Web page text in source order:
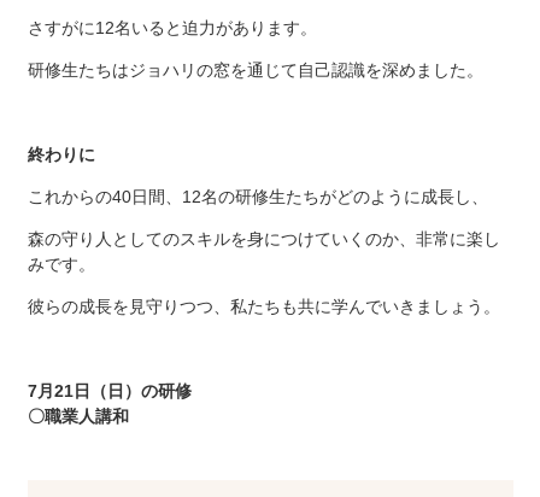
さすがに12名いると迫力があります。
研修生たちはジョハリの窓を通じて自己認識を深めました。
終わりに
これからの40日間、12名の研修生たちがどのように成長し、
森の守り人としてのスキルを身につけていくのか、非常に楽し
みです。
彼らの成長を見守りつつ、私たちも共に学んでいきましょう。
7月21日（日）の研修
〇職業人講和